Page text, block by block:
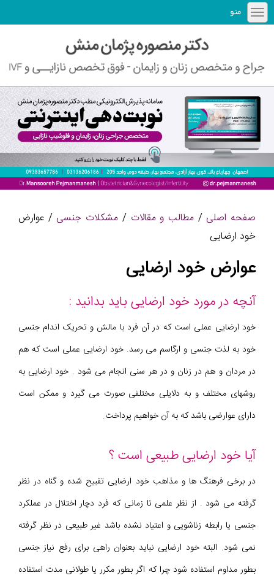
منو
صفحه اصلی /مطالب و مقالات / مشکلات جنسی / عوارض
خود ارضایی
عوارض خود ارضایی
آنچه در مورد خود ارضایی باید بدانید :
خود ارضایی عملی است که در آن فرد با مالش و تحریک اندام جنسی
خود به لذت جنسی و ارگاسم می رسد. خود ارضایی عملی است که هم
در مردان و هم در زنان و در هر سنی انجام می شود . خود ارضایی به
روشهای مختلف و به دلایلی مختلفی صورت می گیرد و ممکن است
دارای عوارضی باشد که به آن خواهیم پرداخت.
آیا خود ارضایی طبیعی است ؟
در برخی فرهنگ ها و مذاهب خود ارضایی تقبیح شده و گناه در نظر
گرفته می شود . از نظر علمی تا زمانی که فرد دچار اختلال در عملکرد
جنسی یا رابطه زناشویی و اعتیاد نشده باشد غیر طبیعی در نظر گرفته
نمی شود. البته خود ارضایی نباید بعنوان راهی برای رفع نیاز جنسی
بطور مداوم استفاده شود چرا که اگر بطور مکرر یا طولانی مدت استفاده